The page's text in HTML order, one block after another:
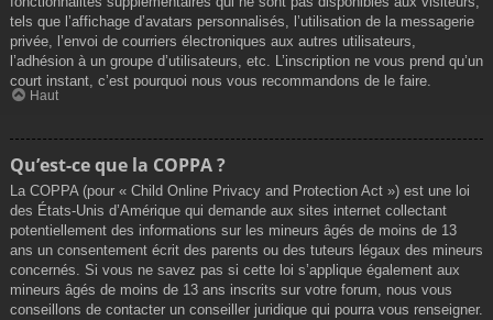
tels que l’affichage d’avatars personnalisés, l’utilisation de la messagerie
privée, l’envoi de courriers électroniques aux autres utilisateurs,
l’adhésion à un groupe d’utilisateurs, etc. L’inscription ne vous prend qu’un
court instant, c’est pourquoi nous vous recommandons de le faire.
Haut
Qu’est-ce que la COPPA ?
La COPPA (pour « Child Online Privacy and Protection Act ») est une loi
des États-Unis d’Amérique qui demande aux sites internet collectant
potentiellement des informations sur les mineurs âgés de moins de 13
ans un consentement écrit des parents ou des tuteurs légaux des mineurs
concernés. Si vous ne savez pas si cette loi s’applique également aux
mineurs âgés de moins de 13 ans inscrits sur votre forum, nous vous
conseillons de contacter un conseiller juridique qui pourra vous renseigner.